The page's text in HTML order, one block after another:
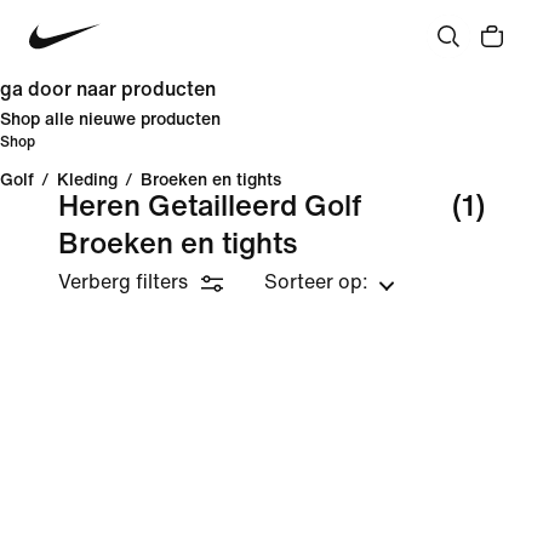
ga door naar producten
Shop alle nieuwe producten
Shop
Golf / Kleding / Broeken en tights
Heren Getailleerd Golf
Broeken en tights
(1)
Verberg filters Sorteer op: